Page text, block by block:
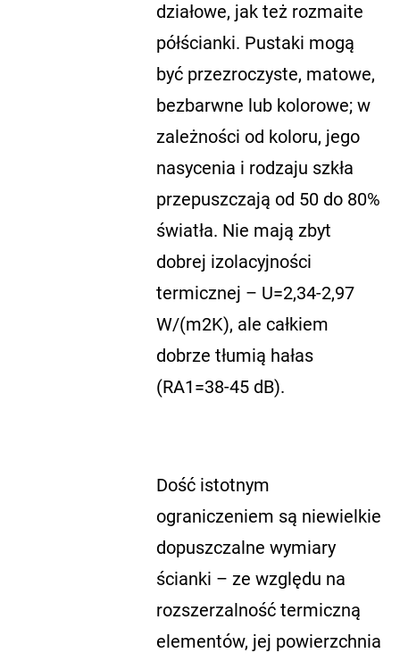
działowe, jak też rozmaite
półścianki. Pustaki mogą
być przezroczyste, matowe,
bezbarwne lub kolorowe; w
zależności od koloru, jego
nasycenia i rodzaju szkła
przepuszczają od 50 do 80%
światła. Nie mają zbyt
dobrej izolacyjności
termicznej – U=2,34-2,97
W/(m2K), ale całkiem
dobrze tłumią hałas
(RA1=38-45 dB).
Dość istotnym
ograniczeniem są niewielkie
dopuszczalne wymiary
ścianki – ze względu na
rozszerzalność termiczną
elementów, jej powierzchnia